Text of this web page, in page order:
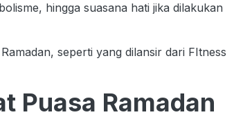
hingga suasana hati jika dilakukan
seperti yang dilansir dari FItness
Puasa Ramadan